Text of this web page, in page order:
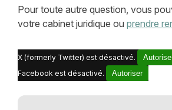
Pour toute autre question, vous
votre cabinet juridique ou prendre
X (formerly Twitter) est désactivé.
Facebook est désactivé.
Autoriser